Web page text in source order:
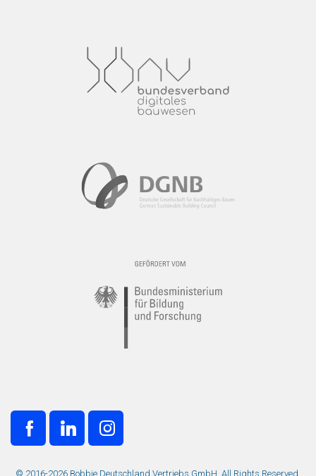
© 2016-2026 Bobbie Deutschland Vertriebs GmbH. All Rights Reserved.